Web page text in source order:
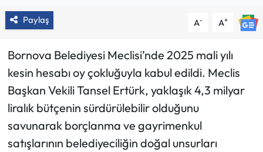
Paylaş A- A+
Bornova Belediyesi Meclisi’nde 2025 mali yılı
kesin hesabı oy çokluğuyla kabul edildi. Meclis
Başkan Vekili Tansel Ertürk, yaklaşık 4,3 milyar
liralık bütçenin sürdürülebilir olduğunu
savunarak borçlanma ve gayrimenkul
satışlarının belediyeciliğin doğal unsurları